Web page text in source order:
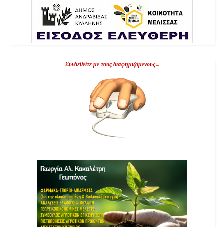
Συνδεθείτε με τους διαφημιζόμενους...